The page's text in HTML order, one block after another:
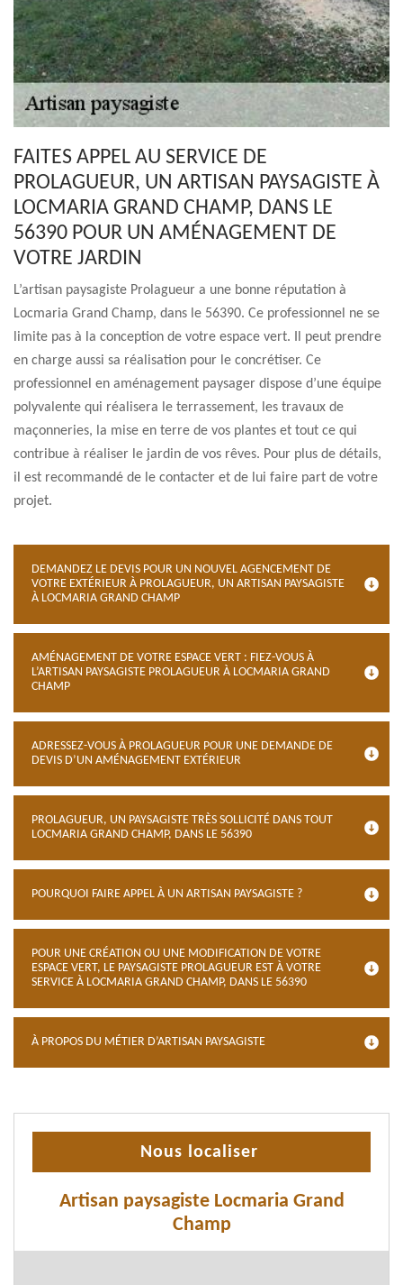
FAITES APPEL AU SERVICE DE
PROLAGUEUR, UN ARTISAN PAYSAGISTE À
LOCMARIA GRAND CHAMP, DANS LE
56390 POUR UN AMÉNAGEMENT DE
VOTRE JARDIN
L’artisan paysagiste Prolagueur a une bonne réputation à
Locmaria Grand Champ, dans le 56390. Ce professionnel ne se
limite pas à la conception de votre espace vert. Il peut prendre
en charge aussi sa réalisation pour le concrétiser. Ce
professionnel en aménagement paysager dispose d’une équipe
polyvalente qui réalisera le terrassement, les travaux de
maçonneries, la mise en terre de vos plantes et tout ce qui
contribue à réaliser le jardin de vos rêves. Pour plus de détails,
il est recommandé de le contacter et de lui faire part de votre
projet.
DEMANDEZ LE DEVIS POUR UN NOUVEL AGENCEMENT DE
VOTRE EXTÉRIEUR À PROLAGUEUR, UN ARTISAN PAYSAGISTE
À LOCMARIA GRAND CHAMP
AMÉNAGEMENT DE VOTRE ESPACE VERT : FIEZ-VOUS À
L’ARTISAN PAYSAGISTE PROLAGUEUR À LOCMARIA GRAND
CHAMP
ADRESSEZ-VOUS À PROLAGUEUR POUR UNE DEMANDE DE
DEVIS D’UN AMÉNAGEMENT EXTÉRIEUR
PROLAGUEUR, UN PAYSAGISTE TRÈS SOLLICITÉ DANS TOUT
LOCMARIA GRAND CHAMP, DANS LE 56390
POURQUOI FAIRE APPEL À UN ARTISAN PAYSAGISTE ?
POUR UNE CRÉATION OU UNE MODIFICATION DE VOTRE
ESPACE VERT, LE PAYSAGISTE PROLAGUEUR EST À VOTRE
SERVICE À LOCMARIA GRAND CHAMP, DANS LE 56390
À PROPOS DU MÉTIER D’ARTISAN PAYSAGISTE
Nous localiser
Artisan paysagiste Locmaria Grand
Champ